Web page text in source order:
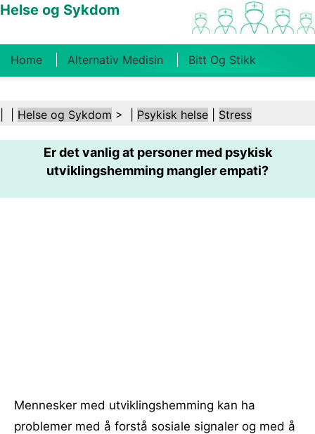
Helse og Sykdom
Home Alternativ Medisin Bitt Og Stikk
Kosthold Og Ernæring Familiehelse
Helsebransjen Psykisk Helse Folkehelse Og
Helse og Sykdom > | Psykisk helse Stress
Er det vanlig at personer med psykisk
utviklingshemming mangler empati?
Mennesker med utviklingshemming kan ha
problemer med å forstå sosiale signaler og med å